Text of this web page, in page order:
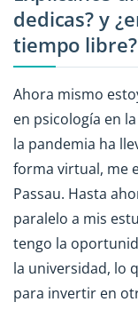
dedicas? y
tiempo libre?
Ahora mismo
en psicología en
la pandemia ha
forma virtual, me
Passau. Hasta
paralelo a mis
tengo la
la universidad, lo
para invertir en